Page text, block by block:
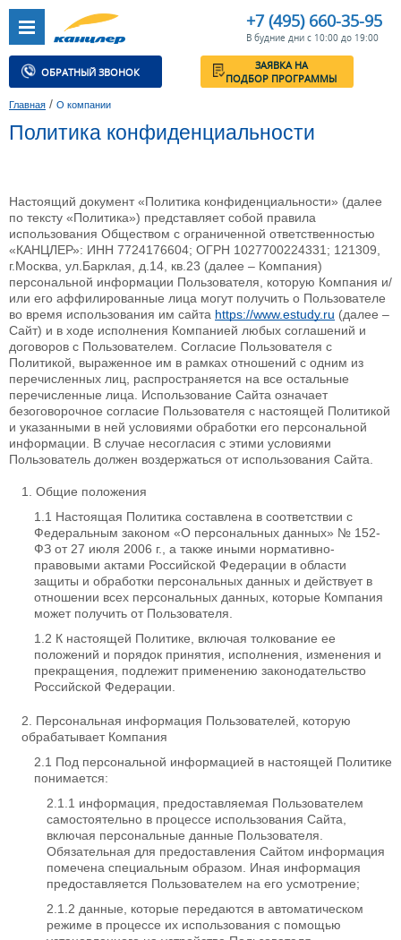
+7 (495) 660-35-95
В будние дни с 10:00 до 19:00
ОБРАТНЫЙ ЗВОНОК
ЗАЯВКА НА
ПОДБОР ПРОГРАММЫ
Главная / О компании
Политика конфиденциальности
Настоящий документ «Политика конфиденциальности» (далее
по тексту «Политика») представляет собой правила
использования Обществом с ограниченной ответственностью
«КАНЦЛЕР»: ИНН 7724176604; ОГРН 1027700224331; 121309,
г.Москва, ул.Барклая, д.14, кв.23 (далее – Компания)
персональной информации Пользователя, которую Компания и/
или его аффилированные лица могут получить о Пользователе
во время использования им сайта https://www.estudy.ru (далее –
Сайт) и в ходе исполнения Компанией любых соглашений и
договоров с Пользователем. Согласие Пользователя с
Политикой, выраженное им в рамках отношений с одним из
перечисленных лиц, распространяется на все остальные
перечисленные лица. Использование Сайта означает
безоговорочное согласие Пользователя с настоящей Политикой
и указанными в ней условиями обработки его персональной
информации. В случае несогласия с этими условиями
Пользователь должен воздержаться от использования Сайта.
Общие положения
Настоящая Политика составлена в соответствии с
Федеральным законом «О персональных данных» № 152-
ФЗ от 27 июля 2006 г., а также иными нормативно-
правовыми актами Российской Федерации в области
защиты и обработки персональных данных и действует в
отношении всех персональных данных, которые Компания
может получить от Пользователя.
К настоящей Политике, включая толкование ее
положений и порядок принятия, исполнения, изменения и
прекращения, подлежит применению законодательство
Российской Федерации.
Персональная информация Пользователей, которую
обрабатывает Компания
Под персональной информацией в настоящей Политике
понимается:
информация, предоставляемая Пользователем
самостоятельно в процессе использования Сайта,
включая персональные данные Пользователя.
Обязательная для предоставления Сайтом информация
помечена специальным образом. Иная информация
предоставляется Пользователем на его усмотрение;
данные, которые передаются в автоматическом
режиме в процессе их использования с помощью